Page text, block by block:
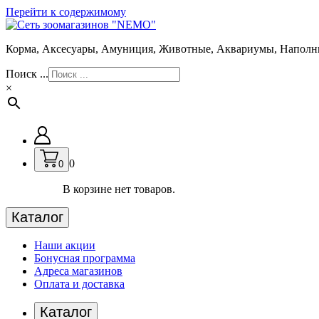
Перейти к содержимому
Корма, Аксесуары, Амуниция, Животные, Аквариумы,
Поиск ...
×
0 0
В корзине нет товаров.
Каталог
Наши акции
Бонусная программа
Адреса магазинов
Оплата и доставка
Каталог